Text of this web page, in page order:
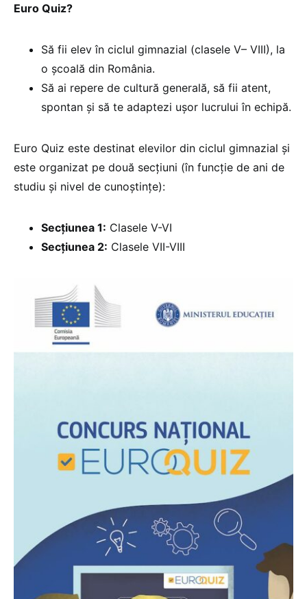
Euro Quiz?
Să fii elev în ciclul gimnazial (clasele V– VIII), la
o școală din România.
Să ai repere de cultură generală, să fii atent,
spontan și să te adaptezi ușor lucruluiîn echipă.
Euro Quiz este destinat elevilor din ciclul gimnazial și
este organizat pe două secțiuni (în funcție de ani de
studiu și nivel de cunoștințe):
Secțiunea 1: Clasele V-VI
Secțiunea 2: Clasele VII-VIII